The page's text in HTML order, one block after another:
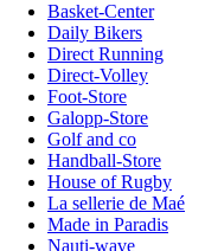
Basket-Center
Daily Bikers
Direct Running
Direct-Volley
Foot-Store
Galopp-Store
Golf and co
Handball-Store
House of Rugby
La sellerie de Maé
Made in Paradis
Nauti-wave